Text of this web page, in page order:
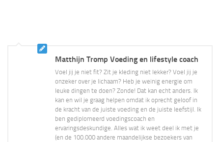
Matthijn Tromp Voeding en lifestyle coach
Voel jij je niet fit? Zit je kleding niet lekker? Voel jij je
onzeker over je lichaam? Heb je weinig energie om
leuke dingen te doen? Zonde! Dat kan echt anders. Ik
kan en wil je graag helpen omdat ik oprecht geloof in
de kracht van de juiste voeding en de juiste leefstijl. Ik
ben gediplomeerd voedingscoach en
ervaringsdeskundige. Alles wat ik weet deel ik met je
(en de 100.000 andere maandelijkse bezoekers van